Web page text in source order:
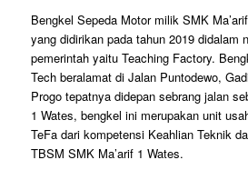
Bengkel Sepeda Motor milik SMK
yang didirikan pada tahun 2019 didalam
pemerintah yaitu Teaching Factory.
Tech beralamat di Jalan Puntodewo,
Progo tepatnya didepan sebrang jalan
1 Wates, bengkel ini merupakan unit
TeFa dari kompetensi Keahlian Teknik
TBSM SMK Ma’arif 1 Wates.